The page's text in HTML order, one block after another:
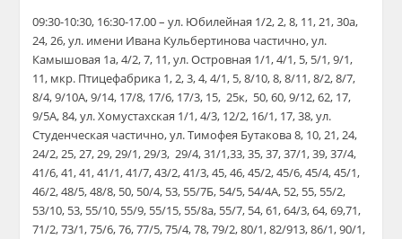
09:30-10:30, 16:30-17.00 – ул. Юбилейная 1/2, 2, 8, 11, 21, 30а,
24, 26, ул. имени Ивана Кульбертинова частично, ул.
Камышовая 1а, 4/2, 7, 11, ул. Островная 1/1, 4/1, 5, 5/1, 9/1,
11, мкр. Птицефабрика 1, 2, 3, 4, 4/1, 5, 8/10, 8, 8/11, 8/2, 8/7,
8/4, 9/10А, 9/14, 17/8, 17/6, 17/3, 15, 25к, 50, 60, 9/12, 62, 17,
9/5А, 84, ул. Хомустахская 1/1, 4/3, 12/2, 16/1, 17, 38, ул.
Студенческая частично, ул. Тимофея Бутакова 8, 10, 21, 24,
24/2, 25, 27, 29, 29/1, 29/3, 29/4, 31/1,33, 35, 37, 37/1, 39, 37/4,
41/6, 41, 41, 41/1, 41/7, 43/2, 41/3, 45, 46, 45/2, 45/6, 45/4, 45/1,
46/2, 48/5, 48/8, 50, 50/4, 53, 55/7Б, 54/5, 54/4А, 52, 55, 55/2,
53/10, 53, 55/10, 55/9, 55/15, 55/8а, 55/7, 54, 61, 64/3, 64, 69,71,
71/2, 73/1, 75/6, 76, 77/5, 75/4, 78, 79/2, 80/1, 82/913, 86/1, 90/1,